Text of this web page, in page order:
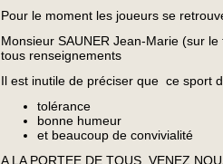
Pour le moment les joueurs se
Monsieur SAUNER Jean-Marie (sur
tous renseignements
Il est inutile de préciser que ce sport
tolérance
bonne humeur
et beaucoup de convivialité
A LA PORTEE DE TOUS, VENEZ